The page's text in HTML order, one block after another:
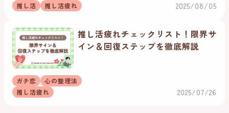
推し活
推し活疲れ 2025/08/05
推し活疲れチェックリスト！限界サ
イン＆回復ステップを徹底解説
ガチ恋
心の整理法
推し活疲れ
2025/07/26